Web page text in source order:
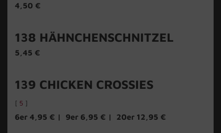
4,50 €
138 HÄHNCHENSCHNITZEL
5,45 €
139 CHICKEN CROSSIES
[ 5 ]
6er 4,95 € 9er 6,95 € 20er 12,95 €